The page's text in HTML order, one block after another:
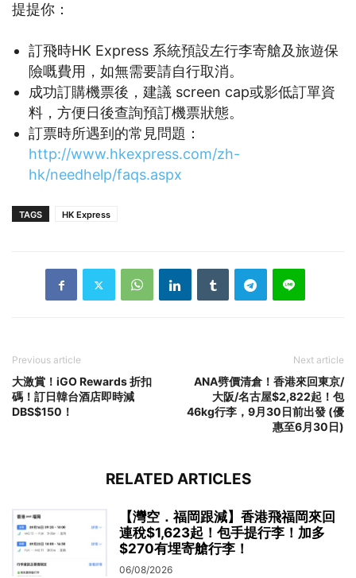
提提你：
訂飛時HK Express 系統預設左行李寄艙及旅遊保
險嘅費用，如無需要請自行取消。
成功訂購機票後，建議 screen cap或影低訂單資
料，方便日後查詢預訂機票狀態。
訂票時所遇到的常見問題：
http://www.hkexpress.com/zh-
hk/needhelp/faqs.aspx
TAGS HK Express
Previous article
大激賞！iGO Rewards 折扣
碼！訂日韓台酒店即時減
DBS$150！
Next article
ANA劈價清倉！香港來回東京/
大阪/名古屋$2,822起！包
46kg行李，9月30日前出發 (優
惠至6月30日)
RELATED ARTICLES
【灣空．福岡跟減】香港飛福岡來回
連稅$1,623起！包手提行李！加多
$270有埋寄艙行李！
06/08/2026